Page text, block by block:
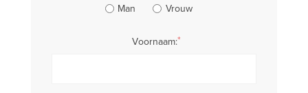
Man
Vrouw
Voornaam:*